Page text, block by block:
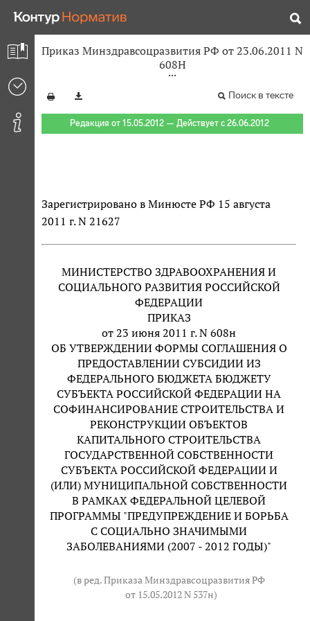
Приказ Минздравсоцразвития РФ от 23.06.2011 N
608Н
Поиск в тексте
Редакция от 15.05.2012 — Действует с 26.06.2012
Зарегистрировано в Минюсте РФ 15 августа
2011 г. N 21627
МИНИСТЕРСТВО ЗДРАВООХРАНЕНИЯ И
СОЦИАЛЬНОГО РАЗВИТИЯ РОССИЙСКОЙ
ФЕДЕРАЦИИ
ПРИКАЗ
от 23 июня 2011 г. N 608н
ОБ УТВЕРЖДЕНИИ ФОРМЫ СОГЛАШЕНИЯ О
ПРЕДОСТАВЛЕНИИ СУБСИДИИ ИЗ
ФЕДЕРАЛЬНОГО БЮДЖЕТА БЮДЖЕТУ
СУБЪЕКТА РОССИЙСКОЙ ФЕДЕРАЦИИ НА
СОФИНАНСИРОВАНИЕ СТРОИТЕЛЬСТВА И
РЕКОНСТРУКЦИИ ОБЪЕКТОВ
КАПИТАЛЬНОГО СТРОИТЕЛЬСТВА
ГОСУДАРСТВЕННОЙ СОБСТВЕННОСТИ
СУБЪЕКТА РОССИЙСКОЙ ФЕДЕРАЦИИ И
(ИЛИ) МУНИЦИПАЛЬНОЙ СОБСТВЕННОСТИ
В РАМКАХ ФЕДЕРАЛЬНОЙ ЦЕЛЕВОЙ
ПРОГРАММЫ "ПРЕДУПРЕЖДЕНИЕ И БОРЬБА
С СОЦИАЛЬНО ЗНАЧИМЫМИ
ЗАБОЛЕВАНИЯМИ (2007 - 2012 ГОДЫ)"
(в ред. Приказа Минздравсоцразвития РФ
от 15.05.2012 N 537н)